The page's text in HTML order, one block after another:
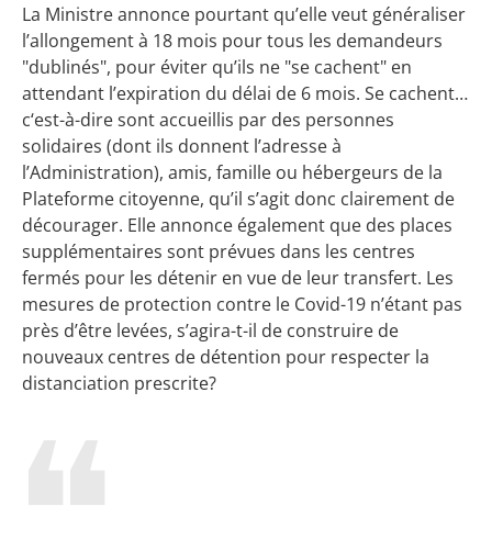
La Ministre annonce pourtant qu’elle veut généraliser
l’allongement à 18 mois pour tous les demandeurs
"dublinés", pour éviter qu’ils ne "se cachent" en
attendant l’expiration du délai de 6 mois. Se cachent…
c‘est-à-dire sont accueillis par des personnes
solidaires (dont ils donnent l’adresse à
l’Administration), amis, famille ou hébergeurs de la
Plateforme citoyenne, qu’il s’agit donc clairement de
décourager. Elle annonce également que des places
supplémentaires sont prévues dans les centres
fermés pour les détenir en vue de leur transfert. Les
mesures de protection contre le Covid-19 n’étant pas
près d’être levées, s’agira-t-il de construire de
nouveaux centres de détention pour respecter la
distanciation prescrite?